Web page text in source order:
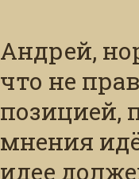
Андрей,
что не
позицией,
мнения
идее